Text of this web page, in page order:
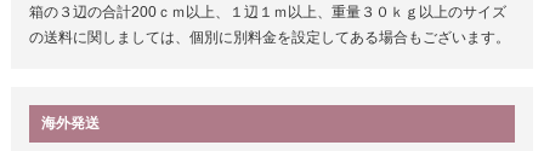
箱の３辺の合計200ｃｍ以上、１辺１ｍ以上、重量３０ｋｇ以上のサイズ
の送料に関しましては、個別に別料金を設定してある場合もございます。
海外発送